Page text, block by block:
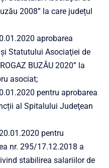
2008” la care județul
aprobarea
Statutului Asociaţiei de
BUZĂU 2020” la
asociat;
pentru aprobarea
al Spitalului Judeţean
pentru
nr. 295/17.12.2018 a
stabilirea salariilor de